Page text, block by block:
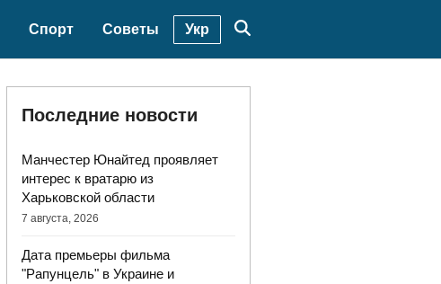
Спорт Советы Укр
Последние новости
Манчестер Юнайтед проявляет
интерес к вратарю из
Харьковской области
7 августа, 2026
Дата премьеры фильма
"Рапунцель" в Украине и